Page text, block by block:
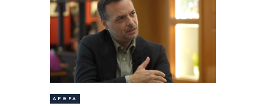
ΆΡΘΡΑ